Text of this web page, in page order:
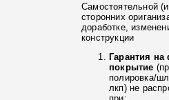
Самостоятельной
сторонних
доработке,
конструкции
Гарантия
покрытие
полировка/
лкп) не